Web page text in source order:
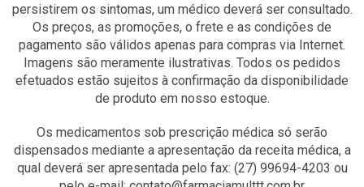
persistirem os sintomas, um médico deverá ser consultado.
Os preços, as promoções, o frete e as condições de
pagamento são válidos apenas para compras via Internet.
Imagens são meramente ilustrativas. Todos os pedidos
efetuados estão sujeitos à confirmação da disponibilidade
de produto em nosso estoque.
Os medicamentos sob prescrição médica só serão
dispensados mediante a apresentação da receita médica, a
qual deverá ser apresentada pelo fax: (27) 99694-4203 ou